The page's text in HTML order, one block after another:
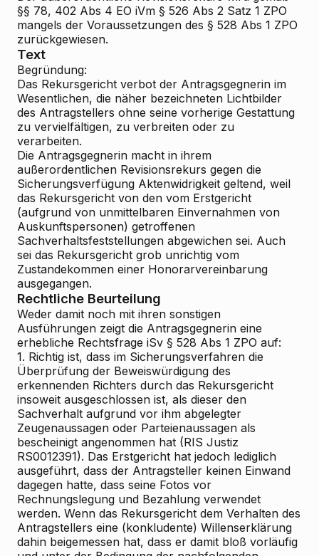
§§ 78, 402 Abs 4 EO iVm § 526 Abs 2 Satz 1 ZPO
mangels der Voraussetzungen des § 528 Abs 1 ZPO
zurückgewiesen.
Text
Begründung:
Das Rekursgericht verbot der Antragsgegnerin im
Wesentlichen, die näher bezeichneten Lichtbilder
des Antragstellers ohne seine vorherige Gestattung
zu vervielfältigen, zu verbreiten oder zu
verarbeiten.
Die Antragsgegnerin macht in ihrem
außerordentlichen Revisionsrekurs gegen die
Sicherungsverfügung Aktenwidrigkeit geltend, weil
das Rekursgericht von den vom Erstgericht
(aufgrund von unmittelbaren Einvernahmen von
Auskunftspersonen) getroffenen
Sachverhaltsfeststellungen abgewichen sei. Auch
sei das Rekursgericht grob unrichtig vom
Zustandekommen einer Honorarvereinbarung
ausgegangen.
Rechtliche Beurteilung
Weder damit noch mit ihren sonstigen
Ausführungen zeigt die Antragsgegnerin eine
erhebliche Rechtsfrage iSv § 528 Abs 1 ZPO auf:
1. Richtig ist, dass im Sicherungsverfahren die
Überprüfung der Beweiswürdigung des
erkennenden Richters durch das Rekursgericht
insoweit ausgeschlossen ist, als dieser den
Sachverhalt aufgrund vor ihm abgelegter
Zeugenaussagen oder Parteienaussagen als
bescheinigt angenommen hat (RIS Justiz
RS0012391). Das Erstgericht hat jedoch lediglich
ausgeführt, dass der Antragsteller keinen Einwand
dagegen hatte, dass seine Fotos vor
Rechnungslegung und Bezahlung verwendet
werden. Wenn das Rekursgericht dem Verhalten des
Antragstellers eine (konkludente) Willenserklärung
dahin beigemessen hat, dass er damit bloß vorläufig